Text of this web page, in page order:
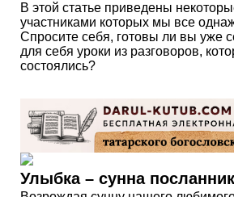
В этой статье приведены
участниками которых мы все
Спросите себя, готовы ли вы уже
для себя уроки из разговоров,
состоялись?